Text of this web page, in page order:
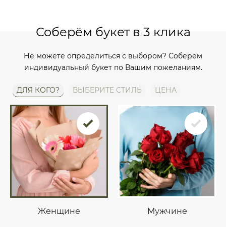
Соберём букет в 3 клика
Не можете определиться с выбором? Соберём
индивидуальный букет по Вашим пожеланиям.
ДЛЯ КОГО? ВЫБЕРИТЕ СТИЛЬ ЦЕНА
Женщине Мужчине